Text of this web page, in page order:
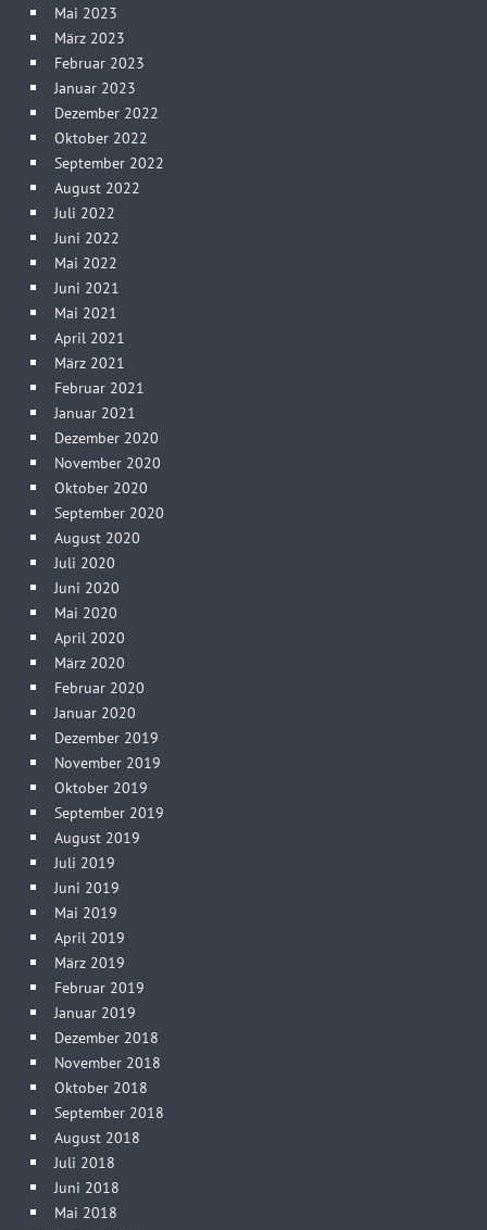
Mai 2023
März 2023
Februar 2023
Januar 2023
Dezember 2022
Oktober 2022
September 2022
August 2022
Juli 2022
Juni 2022
Mai 2022
Juni 2021
Mai 2021
April 2021
März 2021
Februar 2021
Januar 2021
Dezember 2020
November 2020
Oktober 2020
September 2020
August 2020
Juli 2020
Juni 2020
Mai 2020
April 2020
März 2020
Februar 2020
Januar 2020
Dezember 2019
November 2019
Oktober 2019
September 2019
August 2019
Juli 2019
Juni 2019
Mai 2019
April 2019
März 2019
Februar 2019
Januar 2019
Dezember 2018
November 2018
Oktober 2018
September 2018
August 2018
Juli 2018
Juni 2018
Mai 2018